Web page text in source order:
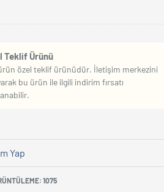
Teklif Ürünü
özel teklif ürünüdür. İletişim merkezini
bu ürün ile ilgili indirim fırsatı
Yap
1075